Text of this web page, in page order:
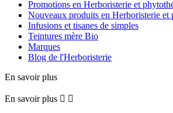
Promotions en Herboristerie et
Nouveaux produits en Herboristerie et
Infusions et tisanes de simples
Teintures mère Bio
Marques
Blog de l'Herboristerie
En savoir plus
En savoir plus  